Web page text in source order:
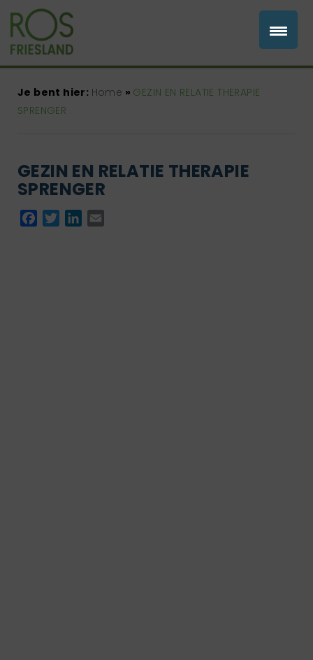
Je bent hier: Home » GEZIN EN RELATIE THERAPIE
SPRENGER
GEZIN EN RELATIE THERAPIE
SPRENGER
Facebook
TwitterLinkedIn